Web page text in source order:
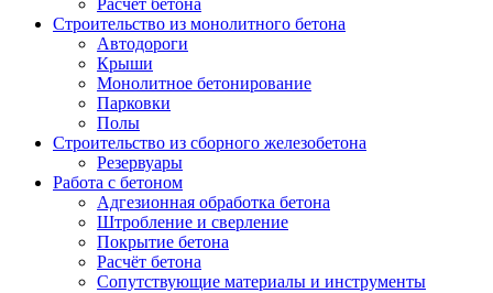
Расчёт бетона
Строительство из монолитного бетона
Автодороги
Крыши
Монолитное бетонирование
Парковки
Полы
Строительство из сборного железобетона
Резервуары
Работа с бетоном
Адгезионная обработка бетона
Штробление и сверление
Покрытие бетона
Расчёт бетона
Сопутствующие материалы и инструменты